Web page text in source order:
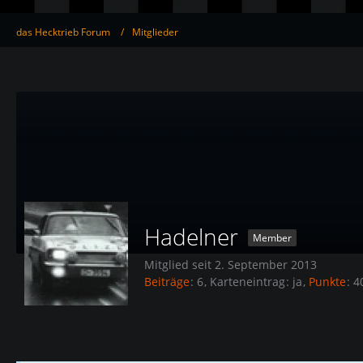
das Hecktrieb Forum Mitglieder
Hadelner Member
Mitglied seit 2. September 2013
Beiträge 6 Karteneintrag ja Punkte